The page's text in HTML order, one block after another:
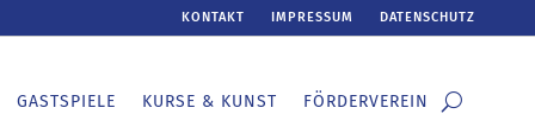
KONTAKT IMPRESSUM DATENSCHUTZ
GASTSPIELE KURSE & KUNST FÖRDERVEREIN